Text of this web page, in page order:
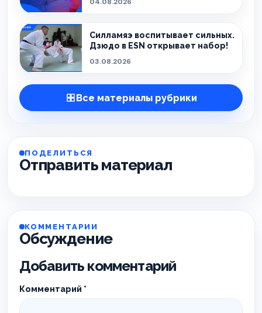
Силламяэ воспитывает сильных.
Дзюдо в ESN открывает набор!
03.08.2026
Все материалы рубрики
ПОДЕЛИТЬСЯ
Отправить материал
КОММЕНТАРИИ
Обсуждение
Добавить комментарий
Комментарий *